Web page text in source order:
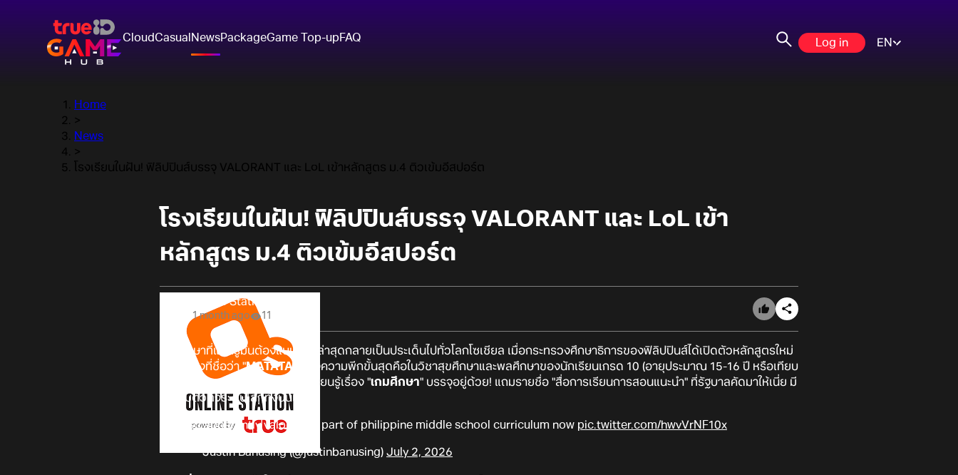
CloudCasual NewsPackageGame Top-upFAQ Log in EN
Home
>
News
>
โรงเรียนในฝัน! ฟิลิปปินส์บรรจุ VALORANT และ LoL เข้าหลักสูตร ม.4 ติวเข้มอีสปอร์ต
โรงเรียนในฝัน! ฟิลิปปินส์บรรจุ VALORANT และ LoL เข้า
หลักสูตร ม.4 ติวเข้มอีสปอร์ต
Online Station
1 month ago 11
การศึกษาที่แท้ทรูมันต้องแบบนี้ดิ! ล่าสุดกลายเป็นประเด็นไปทั่วโลกโซเชียล เมื่อกระทรวงศึกษาธิการของฟิลิปปินส์ได้เปิดตัวหลักสูตรใหม่
แกะกล่องที่ชื่อว่า "MATATAG
" ซึ่งความพีกขั้นสุดคือในวิชาสุขศึกษาและพลศึกษาของนักเรียนเกรด 10 (อายุประมาณ 15-16 ปี หรือเทียบ
เท่า ม.4 บ้านเรา) ดันมีหน่วยการเรียนรู้เรื่อง "เกมศึกษา" บรรจุอยู่ด้วย! แถมรายชื่อ "สื่อการเรียนการสอนแนะนำ" ที่รัฐบาลคัดมาให้เนี่ย มี
แต่เกมตัวตึงระดับโลกทั้งนั้นเลย
so apparently valorant is part of philippine middle school curriculum now pic.twitter.com/hwvVrNF10x
— Justin Banusing (@justinbanusing) July 2, 2026